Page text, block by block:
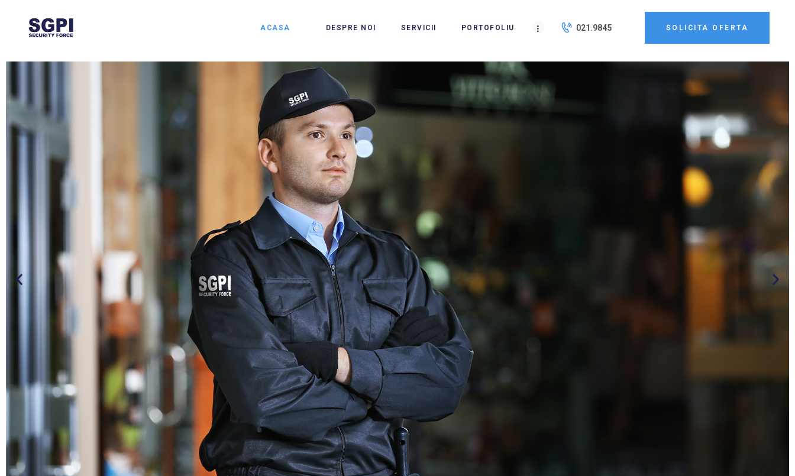
ACASA DESPRE NOI SERVICII PORTOFOLIU 021.9845 SOLICITA OFERTA
SERVICII
PORTOFOLIU
CONTACT